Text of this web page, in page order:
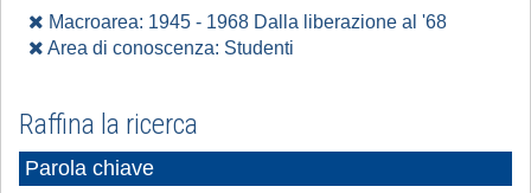
Macroarea: 1945 - 1968 Dalla liberazione al '68
Area di conoscenza: Studenti
Raffina la ricerca
Parola chiave